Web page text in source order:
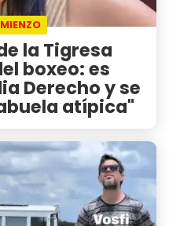
la Tigresa
boxeo: es
Derecho y se
atípica"